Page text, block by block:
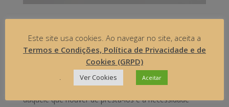
byNúbia Alves|Família e Sucessões
O montante da pensão de alimentos é definido
segundo o critério previsto no artigo 2004.º do Código
Civil: os alimentos devem ser proporcionais aos meios
daquele que houver de prestá-los e a necessidade
Este site usa cookies. Ao navegar no site, aceita a
Termos e Condições, Política de Privacidade e de
Cookies (GRPD)
.
Ver Cookies Aceitar